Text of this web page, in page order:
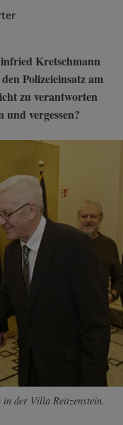
Kretschmann
Polizeieinsatz am
zu verantworten
und vergessen?
der Villa Reitzenstein.